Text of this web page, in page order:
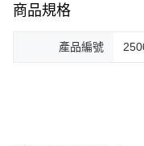
商品規格
產品編號